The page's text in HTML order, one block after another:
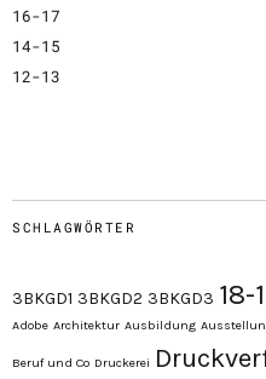
16-17
14-15
12-13
SCHLAGWÖRTER
3BKGD1 3BKGD2 3BKGD3 18-
Adobe Architektur Ausbildung
Beruf und Co Druckerei